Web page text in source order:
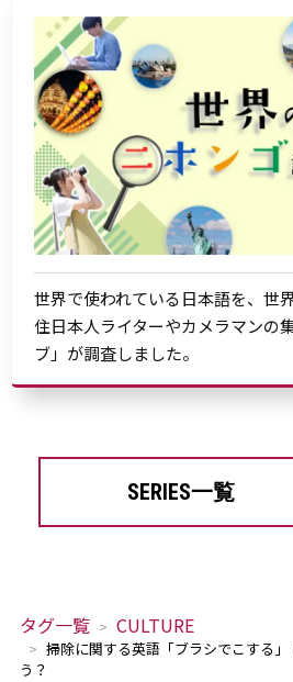
世界で使われている日本語を、世
住日本人ライターやカメラマンの
ブ」が調査しました。
SERIES一覧
タグ一覧 CULTURE
掃除に関する英語「ブラシでこする
う？